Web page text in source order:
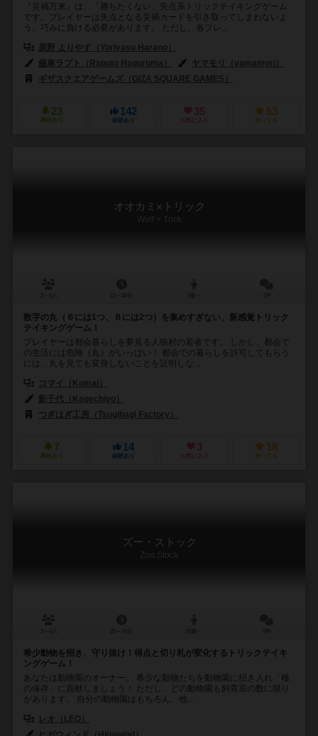
『災禍万来』は、「勝ちたくない」失点系トリックテイキングゲーム
です。プレイヤーは失点となる災禍カードを引き取ってしまわないよ
う、巧みに負ける必要があります。 ただし、各プレ...
原野 よりやす（Yoriyasu Harano）
歯車ラプト（Raputo Haguruma）
ヤマモリ（yamamori）
ギザスクエアゲームズ（GIZA SQUARE GAMES）
23
興味あり
142
経験あり
35
お気に入り
53
持ってる
オオカミ×トリック
Wolf × Trick
数字の丸（６には1つ、８には2つ）を集めすぎない、新感覚トリック
テイキングゲーム！
プレイヤーは都会暮らしを夢見る人狼村の若者です。 しかし、都会で
の生活には危険（丸）がいっぱい！ 都会での暮らしを許可してもらう
には、丸を見ても変身しないことを証明しな...
コマイ（Komai）
影千代（Kagechiyo）
つぎはぎ工房（Tsugihagi Factory）
7
興味あり
14
経験あり
3
お気に入り
18
持ってる
ズー・ストック
Zoo Stock
希少動物を招き、守り抜け！得点と切り札が変化するトリックテイキ
ングゲーム！
あなたは動物園のオーナー。 希少な動物たちを動物園に招き入れ「種
の保存」に貢献しましょう！ ただし、どの動物園も飼育室の数に限り
があります。 自分の動物園はもちろん、他...
レオ（LEO）